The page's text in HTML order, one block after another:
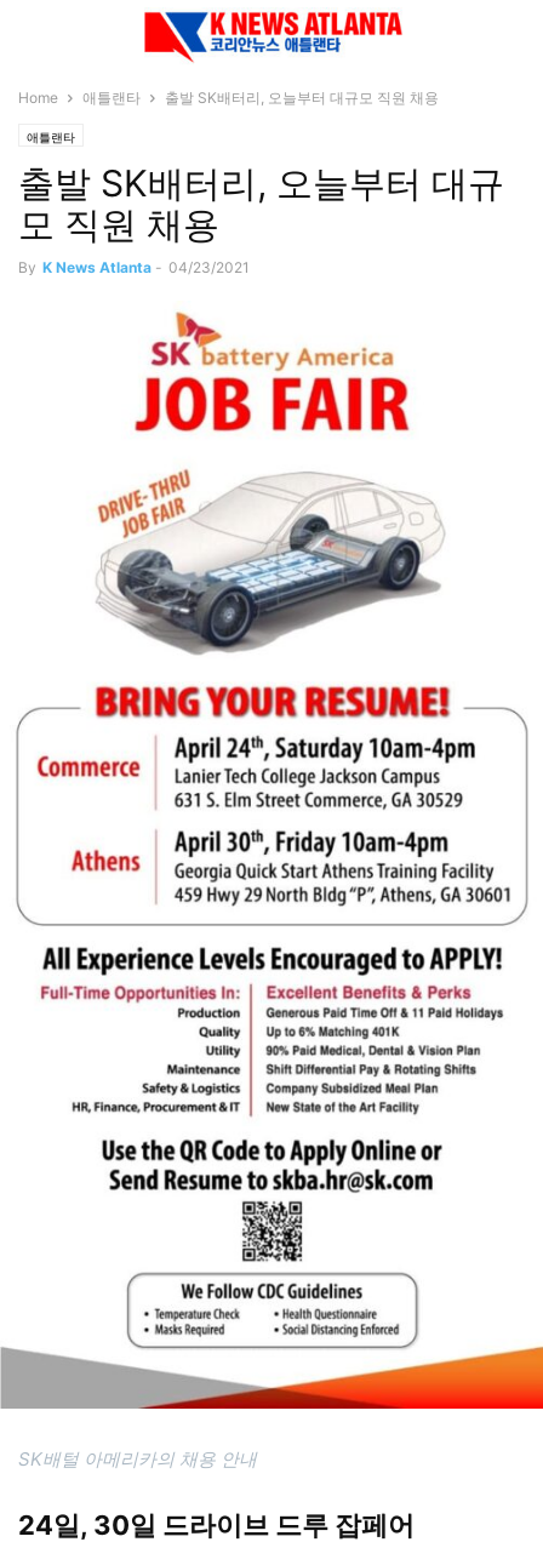
Home 애틀랜타 출발 SK배터리, 오늘부터 대규모 직원 채용
애틀랜타
출발 SK배터리, 오늘부터 대규
모 직원 채용
By K News Atlanta - 04/23/2021
SK배털 아메리카의 채용 안내
24일, 30일 드라이브 드루 잡페어